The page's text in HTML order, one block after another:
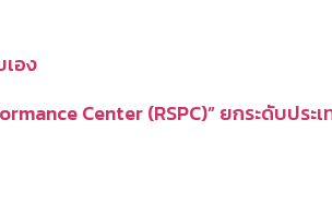
อง
Center (RSPC)” ยกระดับปร